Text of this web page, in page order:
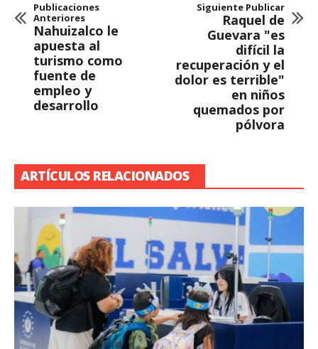
Publicaciones
Anteriores
Nahuizalco le
apuesta al
turismo como
fuente de
empleo y
desarrollo
Siguiente Publicar
Raquel de
Guevara "es
difícil la
recuperación y el
dolor es terrible"
en niños
quemados por
pólvora
ARTÍCULOS RELACIONADOS